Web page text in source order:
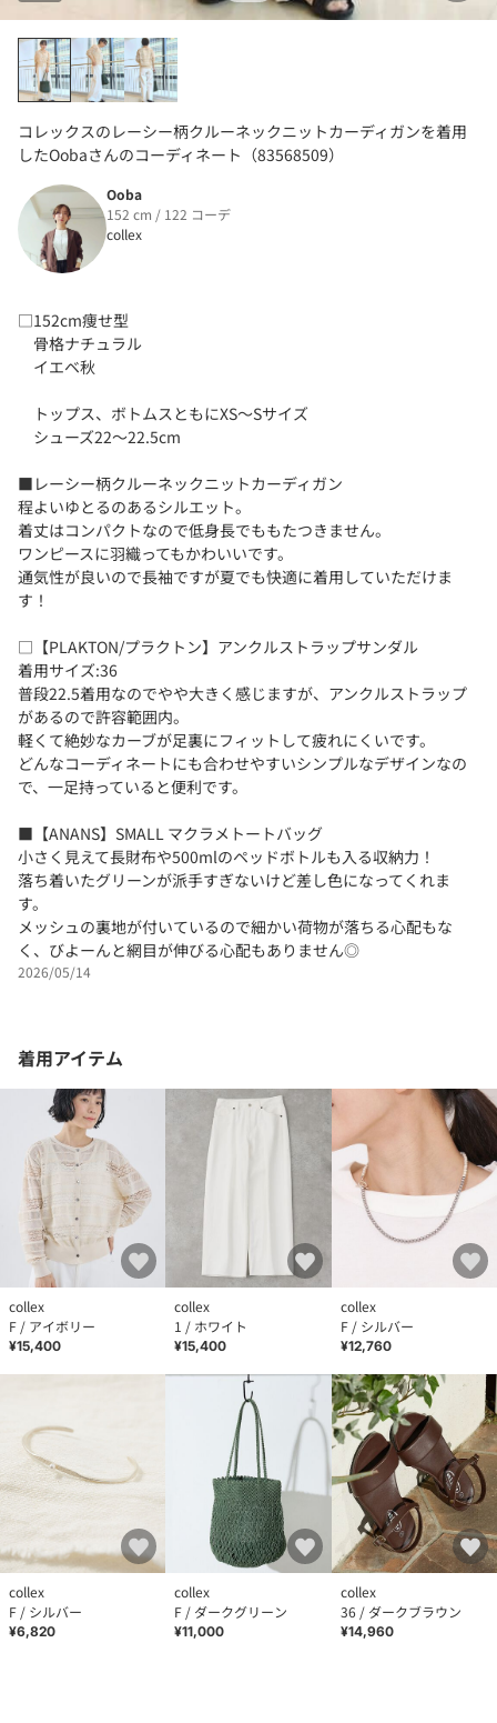
コレックスのレーシー柄クルーネックニットカーディガンを着用
したOobaさんのコーディネート（83568509）
Ooba
152 cm / 122 コーデ
collex
□152cm痩せ型
骨格ナチュラル
イエベ秋
トップス、ボトムスともにXS〜Sサイズ
シューズ22〜22.5cm
■レーシー柄クルーネックニットカーディガン
程よいゆとるのあるシルエット。
着丈はコンパクトなので低身長でももたつきません。
ワンピースに羽織ってもかわいいです。
通気性が良いので長袖ですが夏でも快適に着用していただけま
す！
□【PLAKTON/プラクトン】アンクルストラップサンダル
着用サイズ:36
普段22.5着用なのでやや大きく感じますが、アンクルストラップ
があるので許容範囲内。
軽くて絶妙なカーブが足裏にフィットして疲れにくいです。
どんなコーディネートにも合わせやすいシンプルなデザインなの
で、一足持っていると便利です。
■【ANANS】SMALL マクラメトートバッグ
小さく見えて長財布や500mlのペッドボトルも入る収納力！
落ち着いたグリーンが派手すぎないけど差し色になってくれま
す。
メッシュの裏地が付いているので細かい荷物が落ちる心配もな
く、びよーんと網目が伸びる心配もありません◎
2026/05/14
着用アイテム
collex
F / アイボリー
¥15,400
collex
1 / ホワイト
¥15,400
collex
F / シルバー
¥12,760
collex
F / シルバー
¥6,820
collex
F / ダークグリーン
¥11,000
collex
36 / ダークブラウン
¥14,960